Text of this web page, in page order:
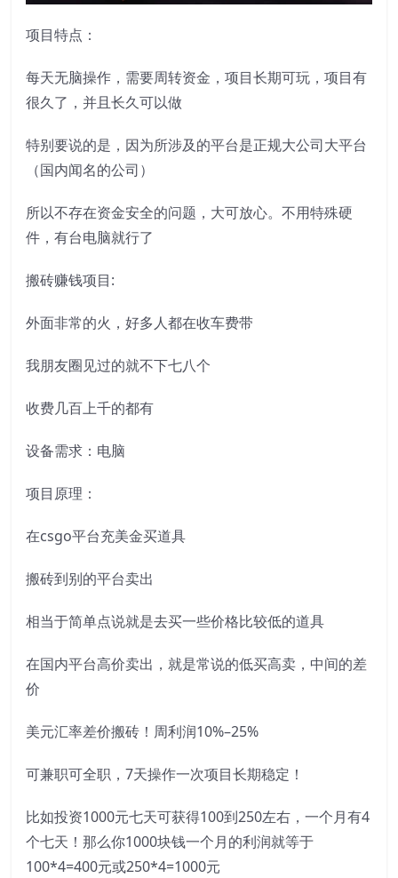
项目特点：
每天无脑操作，需要周转资金，项目长期可玩，项目有
很久了，并且长久可以做
特别要说的是，因为所涉及的平台是正规大公司大平台
（国内闻名的公司）
所以不存在资金安全的问题，大可放心。不用特殊硬
件，有台电脑就行了
搬砖赚钱项目:
外面非常的火，好多人都在收车费带
我朋友圈见过的就不下七八个
收费几百上千的都有
设备需求：电脑
项目原理：
在csgo平台充美金买道具
搬砖到别的平台卖出
相当于简单点说就是去买一些价格比较低的道具
在国内平台高价卖出，就是常说的低买高卖，中间的差
价
美元汇率差价搬砖！周利润10%–25%
可兼职可全职，7天操作一次项目长期稳定！
比如投资1000元七天可获得100到250左右，一个月有4
个七天！那么你1000块钱一个月的利润就等于
100*4=400元或250*4=1000元